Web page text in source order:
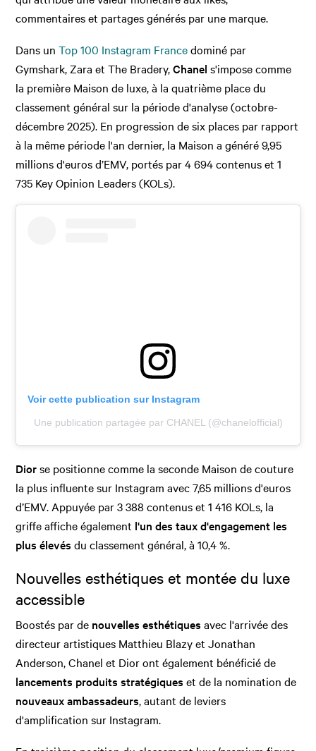
commentaires et partages générés par une marque.
Dans unTop 100 Instagram Francedominé par
Gymshark, Zara et The Bradery,Chanel s'impose comme
la première Maison de luxe, à la quatrième place du
classement général sur la période d'analyse (octobre-
décembre 2025). En progression de six places par rapport
à la même période l'an dernier, la Maison a généré 9,95
millions d'euros d’EMV, portés par 4 694 contenus et 1
735 Key Opinion Leaders (KOLs).
Voir cette publication sur Instagram
Une publication partagée par CHANEL (@chanelofficial)
Diorse positionne comme la seconde Maison de couture
la plus influente sur Instagram avec 7,65 millions d'euros
d’EMV. Appuyée par 3 388 contenus et 1 416 KOLs, la
griffe affiche également l'un des taux d'engagement les
plus élevés du classement général, à 10,4 %.
Nouvelles esthétiques et montée du luxe
accessible
Boostés par de nouvelles esthétiques avec l'arrivée des
directeur artistiques Matthieu Blazy et Jonathan
Anderson, Chanel et Dior ont également bénéficié de
lancements produits stratégiques et de la nomination de
nouveaux ambassadeurs, autant de leviers
d'amplification sur Instagram.